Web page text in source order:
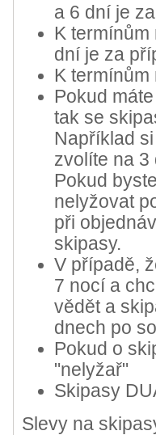
a 6 dní je
K
dní je za
K
Pokud
tak se
Například
zvolíte na 3
Pokud
nelyžovat
při
skipasy.
V případě,
7 nocí a
vědět a
dnech po
Pokud o
"nelyžař"
Skipasy
Slevy na